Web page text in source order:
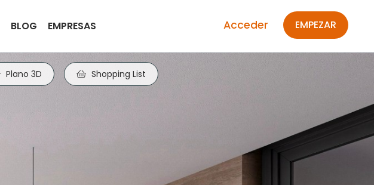
BLOG EMPRESAS EMPEZAR
Acceder
Plano 3D Shopping List